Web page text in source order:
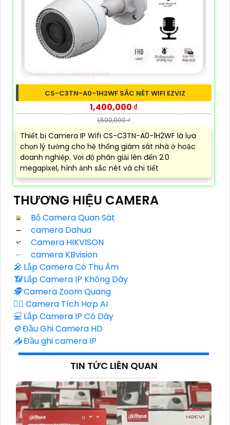
CS-C3TN-A0-1H2WF SẮC NÉT WIFI EZVIZ
1,400,000 ₫
1,500,000 ₫
Thiết bị Camera IP Wifi CS-C3TN-A0-1H2WF là lựa
chọn lý tưởng cho hệ thống giám sát nhà ở hoặc
doanh nghiệp. Với độ phân giải lên đến 2.0
megapixel, hình ảnh sắc nét và chi tiết
THƯƠNG HIỆU CAMERA
Bộ Camera Quan Sát
camera Dahua
Camera HIKVISON
camera KBvision
️🎤️ Lắp Camera Có Thu Âm
📶Lắp Camera IP Không Dây
🕵️Camera Zoom Quang
🧛‍♀️ Camera Tích Hợp AI
💻 Lắp Camera IP Có Dây
⚙️Đầu Ghi Camera HD
📥Đầu ghi camera IP
TIN TỨC LIÊN QUAN